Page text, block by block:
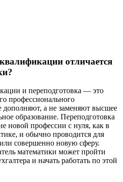
отличается
и переподготовка — это
профессионального
дополняют, а не заменяют высшее
образование. Переподготовка
новой профессии с нуля, как в
и обычно проводится для
совершенно новую сферу.
математики может пройти
и начать работать по этой